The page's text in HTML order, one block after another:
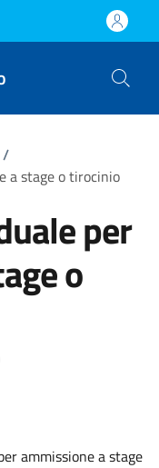
/
a stage o tirocinio
per
o
ammissione a stage